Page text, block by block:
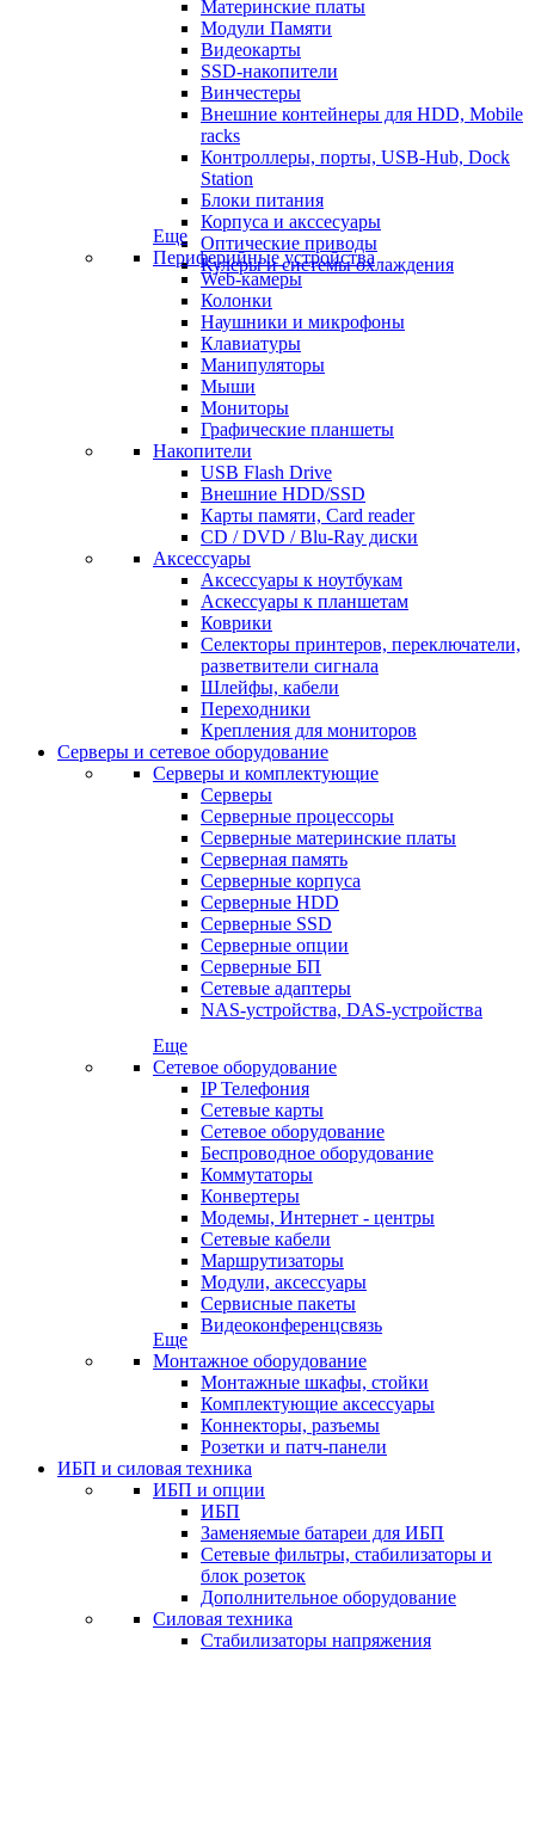
Материнские платы
Модули Памяти
Видеокарты
SSD-накопители
Винчестеры
Внешние контейнеры для HDD, Mobile
racks
Контроллеры, порты, USB-Hub, Dock
Station
Блоки питания
Корпуса и акссесуары
Оптические приводы
Кулеры и системы охлаждения
Еще
Периферийные устройства
Web-камеры
Колонки
Наушники и микрофоны
Клавиатуры
Манипуляторы
Мыши
Мониторы
Графические планшеты
Накопители
USB Flash Drive
Внешние HDD/SSD
Карты памяти, Card reader
CD / DVD / Blu-Ray диски
Аксессуары
Аксессуары к ноутбукам
Аскессуары к планшетам
Коврики
Селекторы принтеров, переключатели,
разветвители сигнала
Шлейфы, кабели
Переходники
Крепления для мониторов
Серверы и сетевое оборудование
Серверы и комплектующие
Серверы
Серверные процессоры
Серверные материнские платы
Серверная память
Серверные корпуса
Серверные HDD
Серверные SSD
Серверные опции
Серверные БП
Сетевые адаптеры
NAS-устройства, DAS-устройства
Еще
Сетевое оборудование
IP Телефония
Сетевые карты
Сетевое оборудование
Беспроводное оборудование
Коммутаторы
Конвертеры
Модемы, Интернет - центры
Сетевые кабели
Маршрутизаторы
Модули, аксессуары
Сервисные пакеты
Видеоконференцсвязь
Еще
Монтажное оборудование
Монтажные шкафы, стойки
Комплектующие аксессуары
Коннекторы, разъемы
Розетки и патч-панели
ИБП и силовая техника
ИБП и опции
ИБП
Заменяемые батареи для ИБП
Сетевые фильтры, стабилизаторы и
блок розеток
Дополнительное оборудование
Силовая техника
Стабилизаторы напряжения